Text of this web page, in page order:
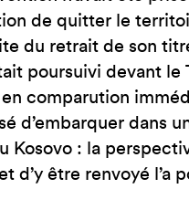
de quitter le
du retrait de son
poursuivi devant le
comparution
d’embarquer dans
Kosovo : la
d’y être renvoyé l’a